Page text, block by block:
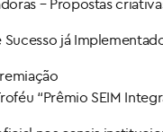
– Propostas
Sucesso já
“Prêmio SEIM